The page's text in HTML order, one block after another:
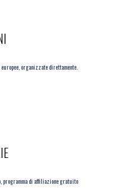
organizzate direttamente.
di affiliazione gratuito